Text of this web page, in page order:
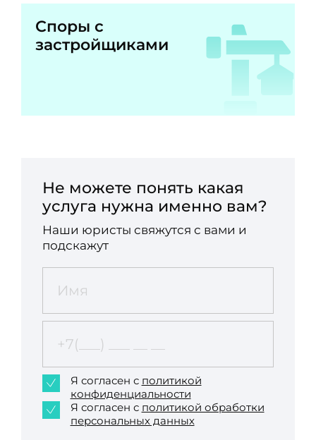
Споры с
застройщиками
Не можете понять какая
услуга нужна именно вам?
Наши юристы свяжутся с вами и
подскажут
Я согласен с политикой
конфиденциальности
Я согласен с политикой обработки
персональных данных